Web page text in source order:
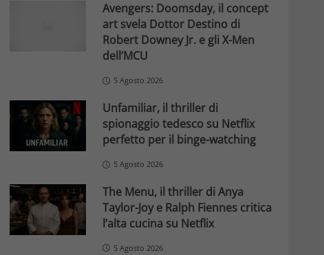
Avengers: Doomsday, il concept
art svela Dottor Destino di
Robert Downey Jr. e gli X-Men
dell’MCU
5 Agosto 2026
Unfamiliar, il thriller di
spionaggio tedesco su Netflix
perfetto per il binge-watching
5 Agosto 2026
The Menu, il thriller di Anya
Taylor-Joy e Ralph Fiennes critica
l’alta cucina su Netflix
5 Agosto 2026